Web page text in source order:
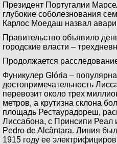
Президент Португалии
глубокие соболезнования
Карлос Моедаш назвал
Правительство объявило
городские власти –
Продолжается
Фуникулер Glória –
достопримечательность
перевозит около трех
метров, а крутизна склона
площадь Рестаурадореш,
Лиссабона, с Принсипи Реал
Pedro de Alcântara. Линия
1915 году ее